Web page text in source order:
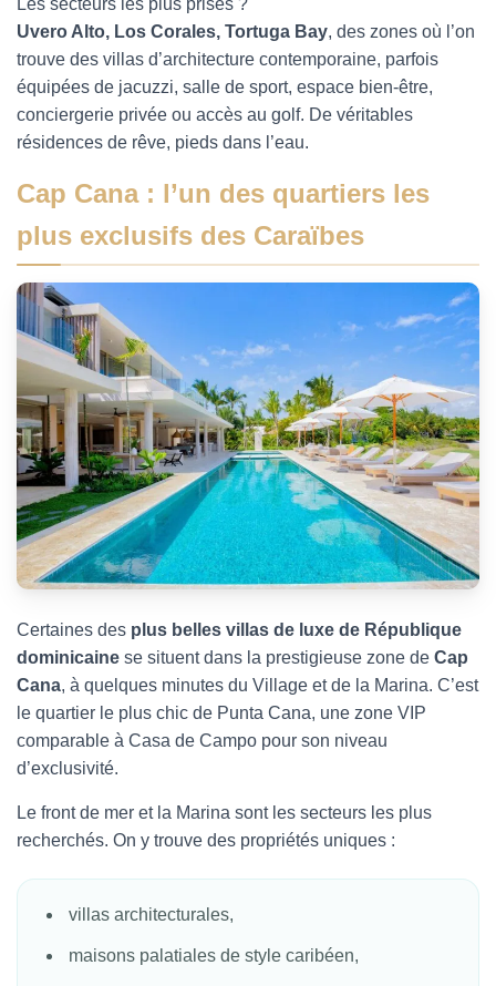
Uvero Alto, Los Corales, Tortuga Bay, des zones où l’on
trouve des villas d’architecture contemporaine, parfois
équipées de jacuzzi, salle de sport, espace bien-être,
conciergerie privée ou accès au golf. De véritables
résidences de rêve, pieds dans l’eau.
Cap Cana : l’un des quartiers les
plus exclusifs des Caraïbes
Certaines des plus belles villas de luxe de République
dominicaine se situent dans la prestigieuse zone de Cap
Cana, à quelques minutes du Village et de la Marina. C’est
le quartier le plus chic de Punta Cana, une zone VIP
comparable à Casa de Campo pour son niveau
d’exclusivité.
Le front de mer et la Marina sont les secteurs les plus
recherchés. On y trouve des propriétés uniques :
villas architecturales,
maisons palatiales de style caribéen,